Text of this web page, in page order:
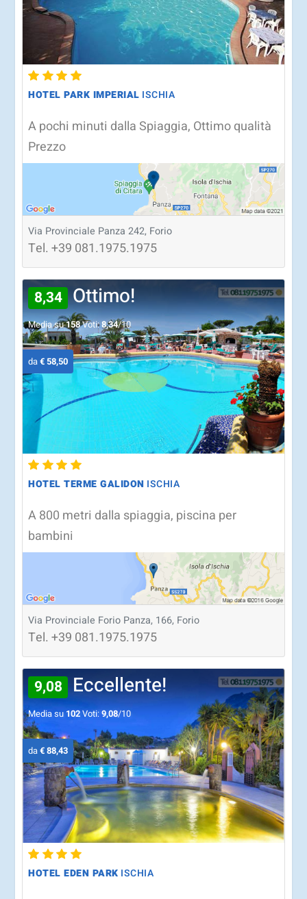
HOTEL PARK IMPERIAL ISCHIA
A pochi minuti dalla Spiaggia, Ottimo qualità
Prezzo
Via Provinciale Panza 242, Forio
Tel.+39 081.1975.1975
8,34 Ottimo!
Media su158Voti:8,34/10
da€ 58,50
HOTEL TERME GALIDON ISCHIA
A 800 metri dalla spiaggia, piscina per
bambini
Via Provinciale Forio Panza, 166, Forio
Tel.+39 081.1975.1975
9,08 Eccellente!
Media su 102Voti:9,08/10
da€ 88,43
HOTEL EDEN PARK ISCHIA